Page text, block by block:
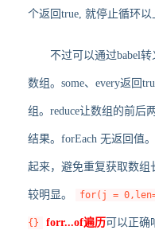
个返回true, 就停止循环以
不过可以通过babel转
数组。some、every返回
组。reduce让数组的前后
结果。forEach 无返回值。
起来，避免重复获取数组
较明显。 for(j =
{} forr...of遍历 可以正确